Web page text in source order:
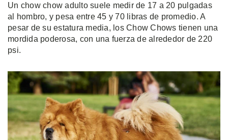
Un chow chow adulto suele medir de 17 a 20 pulgadas
al hombro, y pesa entre 45 y 70 libras de promedio. A
pesar de su estatura media, los Chow Chows tienen una
mordida poderosa, con una fuerza de alrededor de 220
psi.